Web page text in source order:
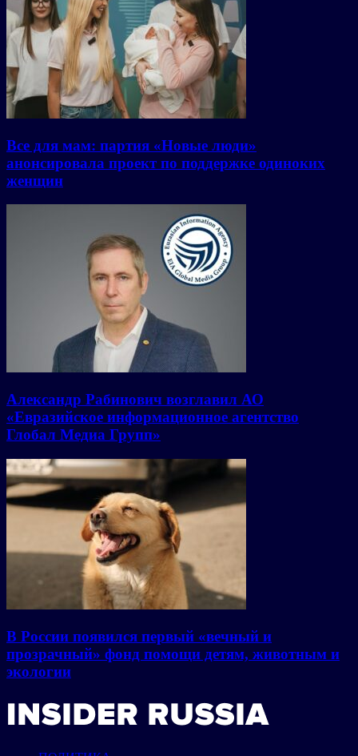
Все для мам: партия «Новые люди»
анонсировала проект по поддержке одиноких
женщин
Александр Рабинович возглавил АО
«Евразийское информационное агентство
Глобал Медиа Групп»
В России появился первый «вечный и
прозрачный» фонд помощи детям, животным и
экологии